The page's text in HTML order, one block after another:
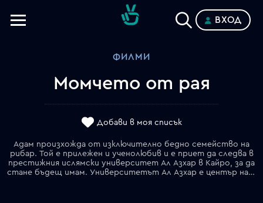
ВХОД
ФИЛМИ
Момчето от рая
Добави в моя списък
Адaм произхожда от изключително бедно семейство на
рибар. Той е прилежен и ученолюбив и е приет да следва в
престижния ислямски университет Ал Азхар в Кайро, за да
стане бъдещ имам. Университетът Ал Азхар е център на сунитския ислям, основан е през средните векове и до момента е напълно независим от политическата власт. Внезапно главния имам умира и се налага да се избере нов ректор. Държавна сигурност и управлението искат да прокарат своя кандидат – Беблеуи. Адам се сближава със състудента си Зизо, който е агент на Държавна сигурност. Зизо иска да се откаже и го заявява на полковник Ибрахим, който му поръчва да си намери заместник. Зизо е убит и Адам става агент на негово място. Незрящия имам Негем отива в Държавна сигурност и иска да признае, че той е убиецът на Зизо. На процеса Негем смята да каже, че Държавна сигурност е убила Зизо, което е така. Адам успява да помогне на Беблеуи да бъде избран за нов главен имам. ДС смята да елиминира Адам, но той убеждава и Незрящия имам да се откаже от признанието. Адам се връща у дома жив и здрав.